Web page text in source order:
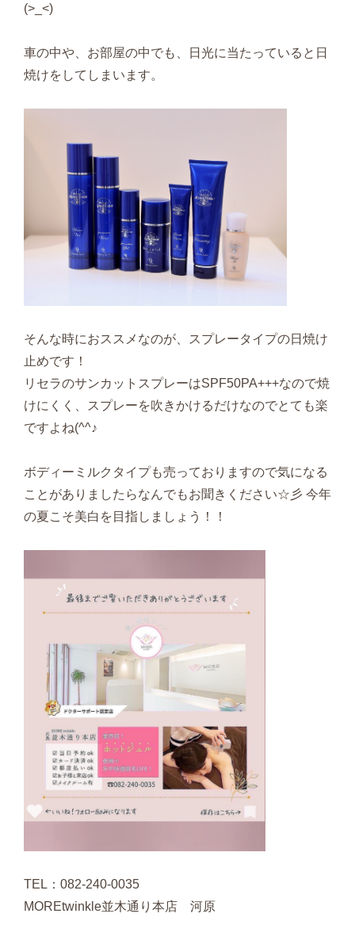
(>_<)
車の中や、お部屋の中でも、日光に当たっていると日
焼けをしてしまいます。
そんな時におススメなのが、スプレータイプの日焼け
止めです！
リセラのサンカットスプレーはSPF50PA+++なので焼
けにくく、スプレーを吹きかけるだけなのでとても楽
ですよね(^^♪
ボディーミルクタイプも売っておりますので気になる
ことがありましたらなんでもお聞きください☆彡 今年
の夏こそ美白を目指しましょう！！
TEL：082-240-0035
MOREtwinkle並木通り本店 河原